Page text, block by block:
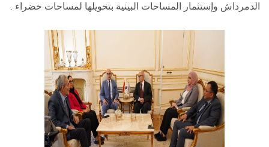
الدمرداش وإستثمار المساحات البينية بتحويلها لمساحات خضراء .